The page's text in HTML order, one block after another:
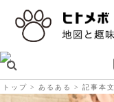
トップ あるある 記事本文